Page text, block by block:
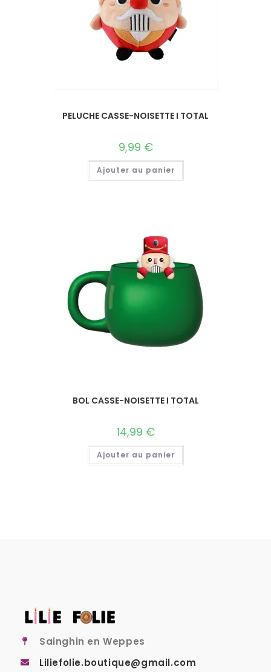
PELUCHE CASSE-NOISETTE I TOTAL
9,99 €
Ajouter au panier
BOL CASSE-NOISETTE I TOTAL
14,99 €
Ajouter au panier
Sainghin en Weppes
Liliefolie.boutique@gmail.com